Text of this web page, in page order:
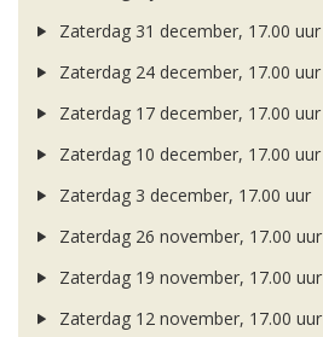
Zaterdag 31 december, 17.00 uur
Zaterdag 24 december, 17.00 uur
Zaterdag 17 december, 17.00 uur
Zaterdag 10 december, 17.00 uur
Zaterdag 3 december, 17.00 uur
Zaterdag 26 november, 17.00 uur
Zaterdag 19 november, 17.00 uur
Zaterdag 12 november, 17.00 uur